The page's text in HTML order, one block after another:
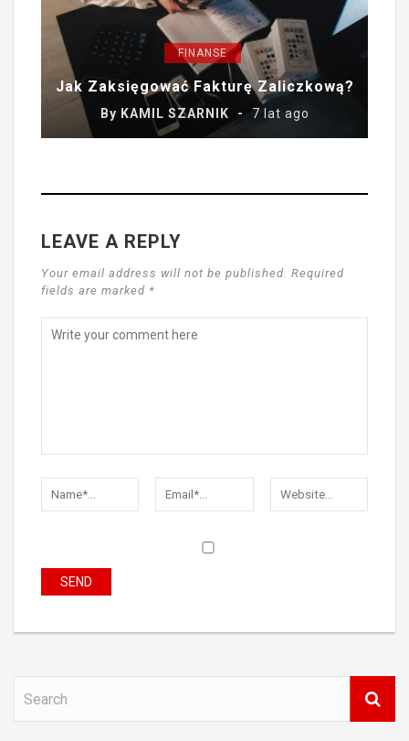
FINANSE
Jak Zaksięgować Fakturę Zaliczkową?
By KAMIL SZARNIK 7 lat ago
LEAVE A REPLY
Your email address will not be published. Required
fields are marked *